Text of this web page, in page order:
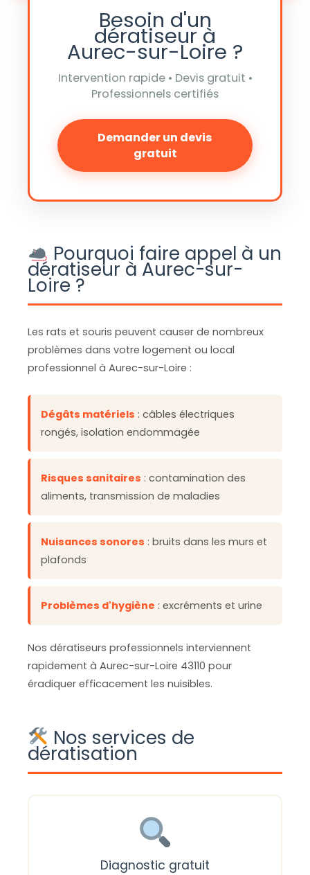
Besoin d'un
dératiseur à
Aurec-sur-Loire ?
Intervention rapide • Devis gratuit •
Professionnels certifiés
Demander un devis
gratuit
Pourquoi faire appel à un
dératiseur à Aurec-sur-
Loire ?
Les rats et souris peuvent causer de nombreux
problèmes dans votre logement ou local
professionnel à Aurec-sur-Loire :
Dégâts matériels : câbles électriques
rongés, isolation endommagée
Risques sanitaires : contamination des
aliments, transmission de maladies
Nuisances sonores : bruits dans les murs et
plafonds
Problèmes d'hygiène : excréments et urine
Nos dératiseurs professionnels interviennent
rapidement à Aurec-sur-Loire 43110 pour
éradiquer efficacement les nuisibles.
Nos services de
dératisation
Diagnostic gratuit